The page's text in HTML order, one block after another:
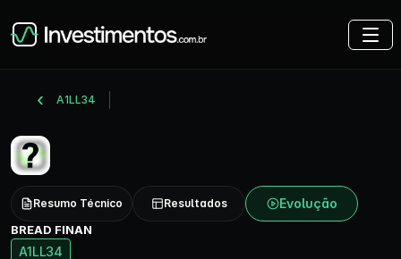
A1LL34
Resumo Técnico Resultados Evolução
BREAD FINAN
A1LL34